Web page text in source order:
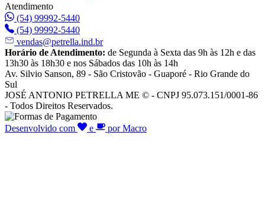
Atendimento
(54) 99992-5440
(54) 99992-5440
vendas@petrella.ind.br
Horário de Atendimento: de Segunda à Sexta das 9h às 12h e das
13h30 às 18h30 e nos Sábados das 10h às 14h
Av. Silvio Sanson, 89 - São Cristovão - Guaporé - Rio Grande do
Sul
JOSÉ ANTONIO PETRELLA ME © - CNPJ 95.073.151/0001-86
- Todos Direitos Reservados.
Desenvolvido com e por Macro